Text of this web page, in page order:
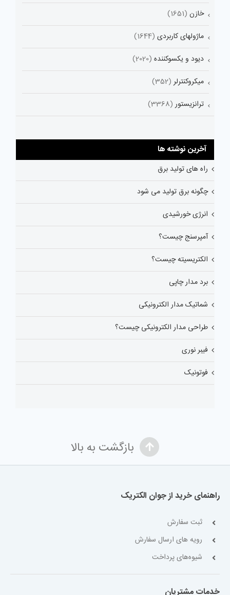
خازن (1651)
ماژولهای کاربردی (1644)
دیود و یکسوکننده (2020)
میکروکنترلر (352)
ترانزیستور (3368)
آخرین نوشته ها
راه های تولید برق
چگونه برق تولید می شود
انرژی خورشیدی
آمپرسنج چیست؟
الکتریسیته چیست؟
برد مدار چاپی
شماتیک مدار الکترونیکی
طراحی مدار الکترونیکی چیست؟
فیبر نوری
فوتونیک
بازگشت به بالا
راهنمای خرید از جوان الکتریک
ثبت سفارش
رویه های ارسال سفارش
شیوه‌های پرداخت